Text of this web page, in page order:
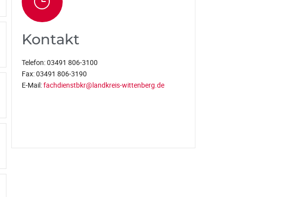
Kontakt
Telefon:03491 806-3100
Fax:03491 806-3190
E-Mail:fachdienstbkr@landkreis-wittenberg.de